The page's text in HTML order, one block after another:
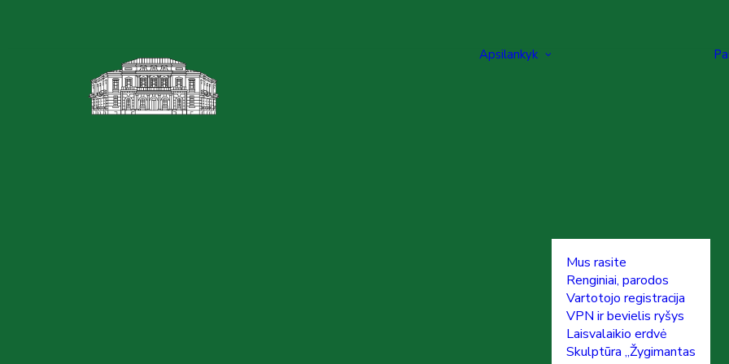
Apsilankyk
Mus rasite
Renginiai, parodos
Vartotojo registracija
VPN ir bevielis ryšys
Laisvalaikio erdvė
Skulptūra „Žygimantas